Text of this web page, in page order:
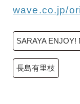
wave.co.jp/
SARAYA ENJOY!
長島有里枝